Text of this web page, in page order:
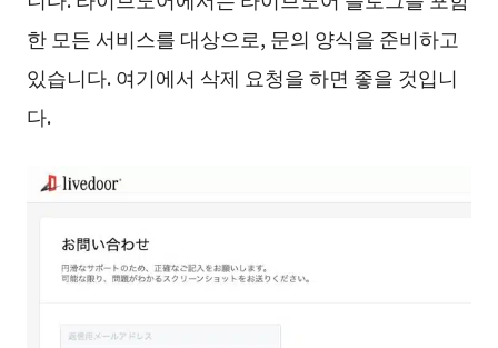
한 모든 서비스를 대상으로, 문의 양식을 준비하고
있습니다. 여기에서 삭제 요청을 하면 좋을 것입니
다.